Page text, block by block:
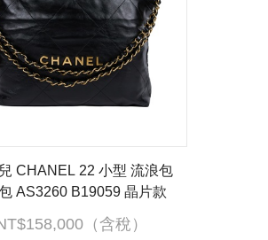
CHANEL 22 小型 流浪包
AS3260 B19059 晶片款
22包 小號 防塵袋/內袋/購買
（含稅）